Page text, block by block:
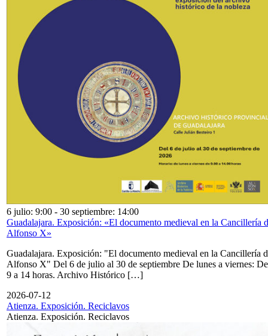
6 julio: 9:00 - 30 septiembre: 14:00
Guadalajara. Exposición: «El documento medieval en la Cancillería
Alfonso X»
Guadalajara. Exposición: "El documento medieval en la Cancillería
Alfonso X" Del 6 de julio al 30 de septiembre De lunes a viernes: De
9 a 14 horas. Archivo Histórico […]
2026-07-12
Atienza. Exposición. Reciclavos
Atienza. Exposición. Reciclavos